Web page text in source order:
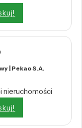
| Pekao S.A.
nieruchomości